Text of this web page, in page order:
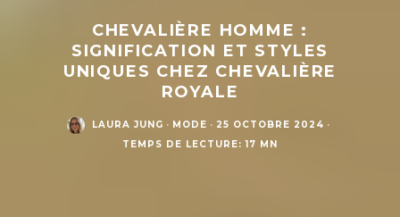
CHEVALIÈRE HOMME :
SIGNIFICATION ET STYLES
UNIQUES CHEZ CHEVALIÈRE
ROYALE
LAURA JUNG · MODE · 25 OCTOBRE 2024 ·
TEMPS DE LECTURE: 17 MN